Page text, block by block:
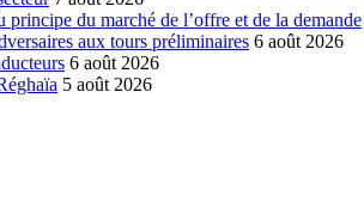
du marché de l’offre et de la demande
aux tours préliminaires 6 août 2026
6 août 2026
5 août 2026